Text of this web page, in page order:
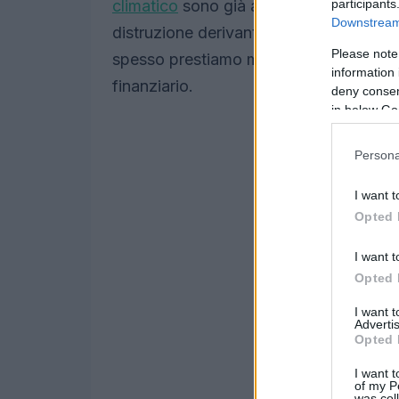
Please
information
deny
in below
I want
Opted
I want
Opted
I want
Opted
I want
of my
climatico sono già arrivate. Ma
distruzione derivanti dalla crescente
spesso prestiamo meno attenzione ai
finanziario.